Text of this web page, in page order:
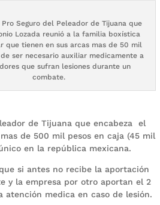
Seguro del Peleador de Tijuana que
Lozada reunió a la familia boxística
que tienen en sus arcas mas de 50 mil
ser necesario auxiliar medicamente a
que sufran lesiones durante un
combate.
de Tijuana que encabeza el
de 500 mil pesos en caja (45 mil
en la república mexicana.
si antes no recibe la aportación
y la empresa por otro aportan el 2
medica en caso de lesión.